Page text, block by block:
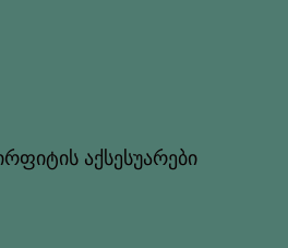
აქსესუარები